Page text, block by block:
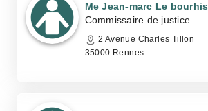
Me Jean-marc Le bourhis
Commissaire de justice
2 Avenue Charles Tillon
35000 Rennes